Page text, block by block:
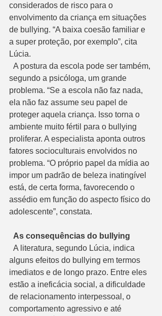
considerados de risco para o
envolvimento da criança em situações
de bullying. “A baixa coesão familiar e
a super proteção, por exemplo”, cita
Lúcia.
segundo a psicóloga, um grande
problema. “Se a escola não faz nada,
ela não faz assume seu papel de
proteger aquela criança. Isso torna o
ambiente muito fértil para o bullying
proliferar. A especialista aponta outros
fatores socioculturais envolvidos no
problema. “O próprio papel da mídia ao
impor um padrão de beleza inatingível
está, de certa forma, favorecendo o
assédio em função do aspecto físico do
adolescente”, constata.
  As consequências do bullying
alguns efeitos do bullying em termos
imediatos e de longo prazo. Entre eles
estão a ineficácia social, a dificuldade
de relacionamento interpessoal, o
comportamento agressivo e até